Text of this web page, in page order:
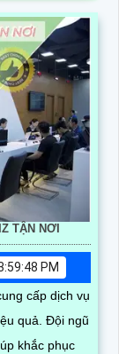
TẬN NƠI
PM
cấp dịch vụ
Đội ngũ
khắc phục